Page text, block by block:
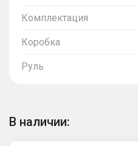
Комплектация
Коробка
Руль
В наличии: